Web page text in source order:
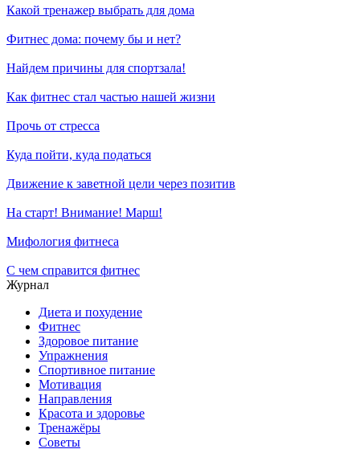
Какой тренажер выбрать для дома
Фитнес дома: почему бы и нет?
Найдем причины для спортзала!
Как фитнес стал частью нашей жизни
Прочь от стресса
Куда пойти, куда податься
Движение к заветной цели через позитив
На старт! Внимание! Марш!
Мифология фитнеса
С чем справится фитнес
Журнал
Диета и похудение
Фитнес
Здоровое питание
Упражнения
Спортивное питание
Мотивация
Направления
Красота и здоровье
Тренажёры
Советы